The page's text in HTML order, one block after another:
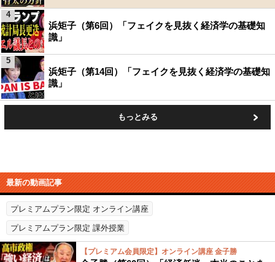
浜矩子（第6回）「フェイクを見抜く経済学の基礎知
識」
4
浜矩子（第14回）「フェイクを見抜く経済学の基礎知
識」
5
もっとみる
最新の動画記事
プレミアムプラン限定 オンライン講座
プレミアムプラン限定 課外授業
【プレミアム会員限定】オンライン講座 金子勝